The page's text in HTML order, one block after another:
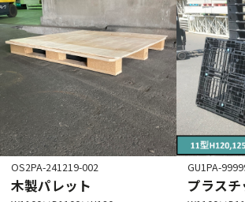
OS2PA-241219-002
木製パレット
GU1PA-
プラスチ